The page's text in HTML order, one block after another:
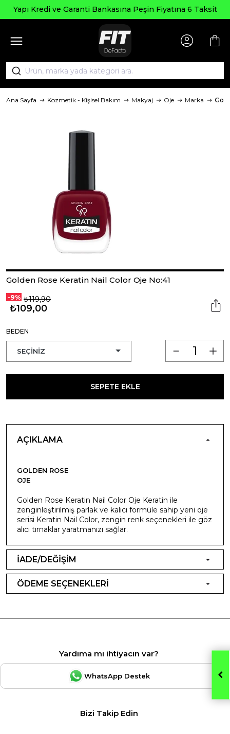
Yapı Kredi ve Garanti Bankasına Peşin Fiyatına 6 Taksit
Ana Sayfa Kozmetik - Kişisel Bakım Makyaj Oje Marka
Golden Rose Keratin Nail Color Oje No:41
-9% ₺119,90
₺109,00
BEDEN
SEPETE EKLE
AÇIKLAMA
GOLDEN ROSE
OJE
Golden Rose Keratin Nail Color Oje Keratin ile
zenginleştirilmiş parlak ve kalıcı formüle sahip yeni oje
serisi Keratin Nail Color, zengin renk seçenekleri ile göz
alıcı tırnaklar yaratmanızı sağlar.
İADE/DEĞİŞİM
ÖDEME SEÇENEKLERİ
Yardıma mı ihtiyacın var?
WhatsApp Destek
Bizi Takip Edin